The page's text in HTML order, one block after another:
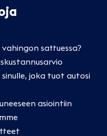
sattuessa?
joka tuot autosi
asiointiin